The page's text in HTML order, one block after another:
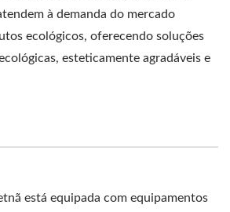
à demanda do mercado
ecológicos, oferecendo soluções
esteticamente agradáveis e
está equipada com equipamentos